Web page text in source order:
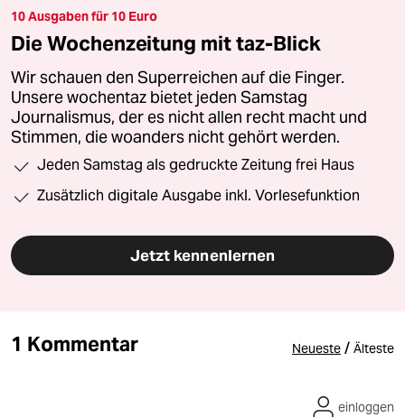
10 Ausgaben für 10 Euro
Die Wochenzeitung mit taz-Blick
Wir schauen den Superreichen auf die Finger.
Unsere wochentaz bietet jeden Samstag
Journalismus, der es nicht allen recht macht und
Stimmen, die woanders nicht gehört werden.
Jeden Samstag als gedruckte Zeitung frei Haus
Zusätzlich digitale Ausgabe inkl. Vorlesefunktion
Jetzt kennenlernen
1 Kommentar Neueste / Älteste
einloggen